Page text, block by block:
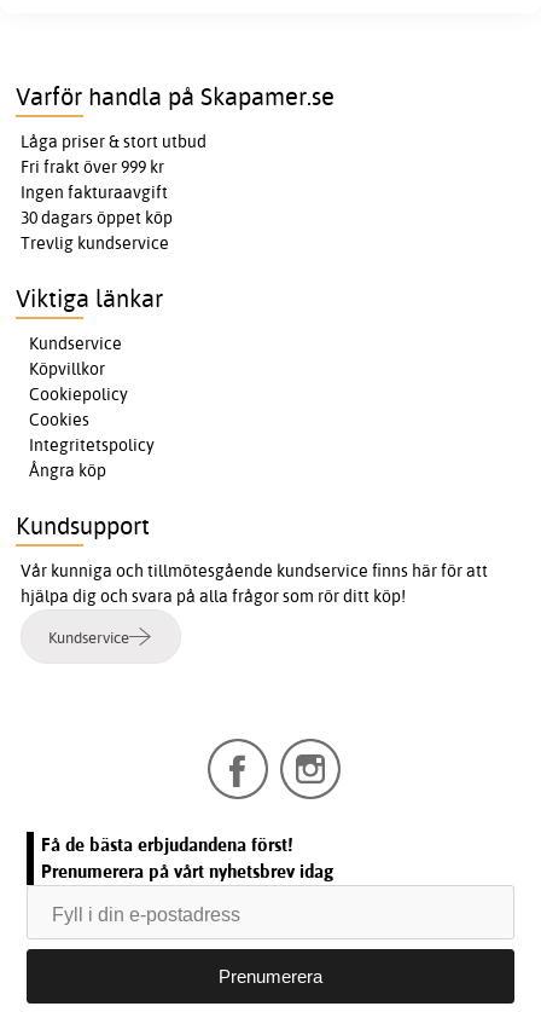
Varför handla på Skapamer.se
Låga priser & stort utbud
Fri frakt över 999 kr
Ingen fakturaavgift
30 dagars öppet köp
Trevlig kundservice
Viktiga länkar
Kundservice
Köpvillkor
Cookiepolicy
Cookies
Integritetspolicy
Ångra köp
Kundsupport
Vår kunniga och tillmötesgående kundservice finns här för att
hjälpa dig och svara på alla frågor som rör ditt köp!
Kundservice
Få de bästa erbjudandena först!
Prenumerera på vårt nyhetsbrev idag